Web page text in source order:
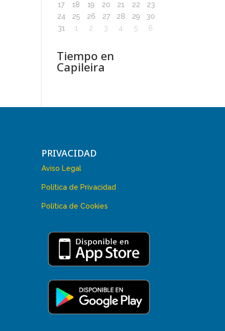
17
18 19 20 21 22
23
24
25 26 27 28 29
30
31
1 2 3 4 5 6
Tiempo en
Capileira
PRIVACIDAD
Aviso Legal
Política de Privacidad
Política de Cookies